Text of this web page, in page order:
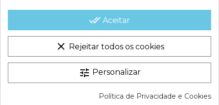
CONTACTA CON NOSOTROS
CONDICIONES COMERCIALES
Aviso legal | Termos e Condições |
done_all Aceitar
clear Rejeitar todos os cookies
tune Personalizar
Política de Privacidade e Cookies